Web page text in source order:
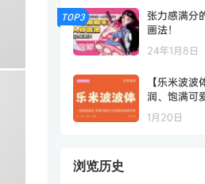
TOP3
张力感满分
画法！
24年1月8日
【乐米波
润、饱满可
1月20日
浏览历史